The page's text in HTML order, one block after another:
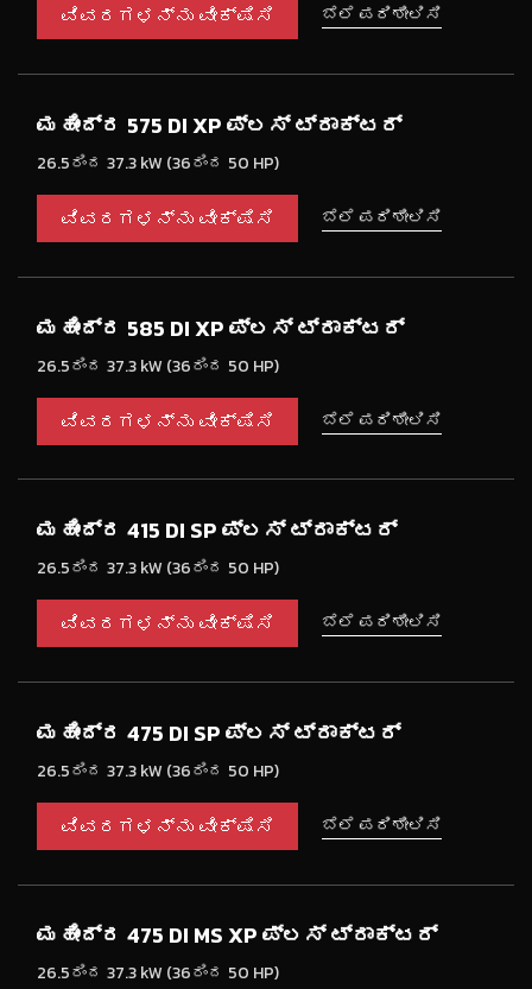
ವಿವರಗಳನ್ನು ವೀಕ್ಷಿಸಿ ಬೆಲೆ ಪರಿಶೀಲಿಸಿ
ಮಹೀಂದ್ರ 575 DI XP ಪ್ಲಸ್ ಟ್ರಾಕ್ಟರ್
26.5ರಿಂದ 37.3 kW (36ರಿಂದ 50 HP)
ವಿವರಗಳನ್ನು ವೀಕ್ಷಿಸಿ ಬೆಲೆ ಪರಿಶೀಲಿಸಿ
ಮಹೀಂದ್ರ 585 DI XP ಪ್ಲಸ್ ಟ್ರಾಕ್ಟರ್
26.5ರಿಂದ 37.3 kW (36ರಿಂದ 50 HP)
ವಿವರಗಳನ್ನು ವೀಕ್ಷಿಸಿ ಬೆಲೆ ಪರಿಶೀಲಿಸಿ
ಮಹೀಂದ್ರ 415 DI SP ಪ್ಲಸ್ ಟ್ರಾಕ್ಟರ್
26.5ರಿಂದ 37.3 kW (36ರಿಂದ 50 HP)
ವಿವರಗಳನ್ನು ವೀಕ್ಷಿಸಿ ಬೆಲೆ ಪರಿಶೀಲಿಸಿ
ಮಹೀಂದ್ರ 475 DI SP ಪ್ಲಸ್ ಟ್ರಾಕ್ಟರ್
26.5ರಿಂದ 37.3 kW (36ರಿಂದ 50 HP)
ವಿವರಗಳನ್ನು ವೀಕ್ಷಿಸಿ ಬೆಲೆ ಪರಿಶೀಲಿಸಿ
ಮಹೀಂದ್ರ 475 DI MS XP ಪ್ಲಸ್ ಟ್ರಾಕ್ಟರ್
26.5ರಿಂದ 37.3 kW (36ರಿಂದ 50 HP)